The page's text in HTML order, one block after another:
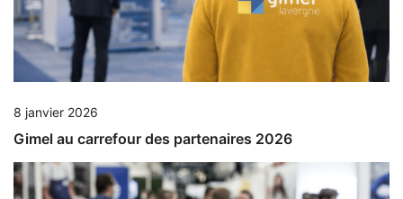
8 janvier 2026
Gimel au carrefour des partenaires 2026